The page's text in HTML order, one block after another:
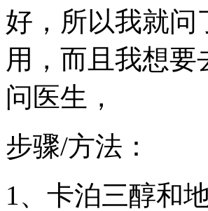
好，所以我就问
用，而且我想
问医生，
步骤/方法：
1、卡泊三醇和